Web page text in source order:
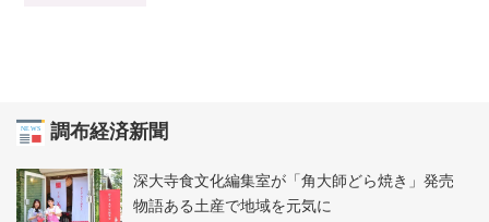
調布経済新聞
深大寺食文化編集室が「角大師どら焼き」発売
物語ある土産で地域を元気に